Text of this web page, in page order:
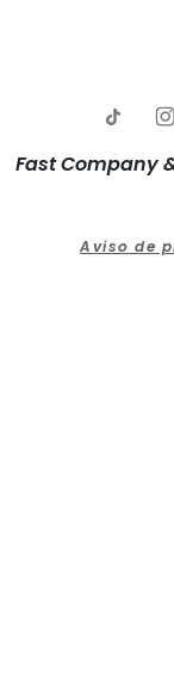
Fast Company
Aviso de